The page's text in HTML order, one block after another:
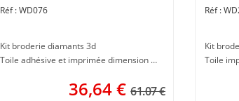
WD076
Kit broderie diamants 3d
Toile adhésive et imprimée dimension 27 x 38 cm
36,64€ 61.07 €
Kit